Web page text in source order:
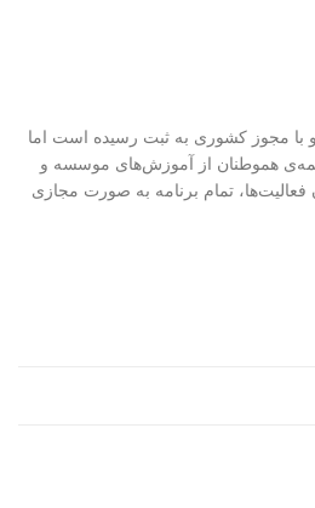
مجوز کشوری به ثبت رسیده است اما
هموطنان از آموزش‌های موسسه و
تمام برنامه به صورت مجازی